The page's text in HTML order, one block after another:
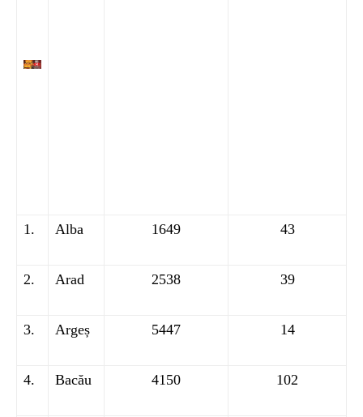
1. Alba 1649 43
2. Arad 2538 39
3. Argeș 5447 14
4. Bacău 4150 102